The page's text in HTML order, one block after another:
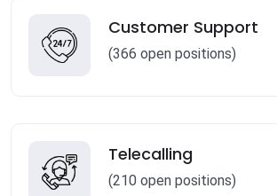
Customer Support
(366 open positions)
Telecalling
(210 open positions)